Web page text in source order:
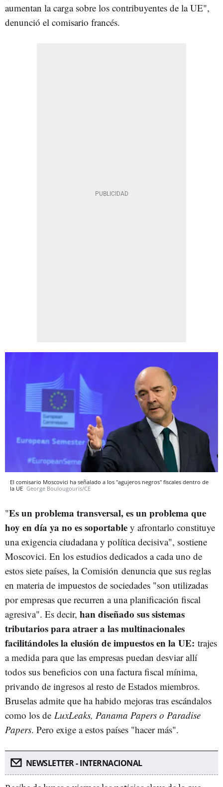
aumentan la carga sobre los contribuyentes de la UE",
denunció el comisario francés.
El comisario Moscovici ha señalado a los "agujeros negros" fiscales dentro de
la UE George Boulougouris/CE
"Es un problema transversal, es un problema que
hoy en día ya no es soportable y afrontarlo constituye
una exigencia ciudadana y política decisiva", sostiene
Moscovici. En los estudios dedicados a cada uno de
estos siete países, la Comisión denuncia que sus reglas
en materia de impuestos de sociedades "son utilizadas
por empresas que recurren a una planificación fiscal
agresiva". Es decir, han diseñado sus sistemas
tributarios para atraer a las multinacionales
facilitándoles la elusión de impuestos en la UE: trajes
a medida para que las empresas puedan desviar allí
todos sus beneficios con una factura fiscal mínima,
privando de ingresos al resto de Estados miembros.
Bruselas admite que ha habido mejoras tras escándalos
como los de LuxLeaks, Panama Papers o Paradise
Papers. Pero exige a estos países "hacer más".
NEWSLETTER - INTERNACIONAL